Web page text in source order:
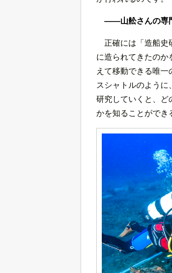
――山舩さんの専
正確には「造船史
に造られてきたの
えて移動できる唯
スシャトルのよう
研究していくと、ど
かを知ることができ